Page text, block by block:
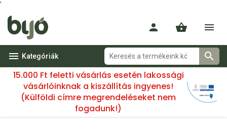
'
Kategóriák
15.000 Ft feletti vásárlás esetén lakossági
vásárlóinknak a kiszállítás ingyenes!
(Külföldi címre megrendeléseket nem
fogadunk!)